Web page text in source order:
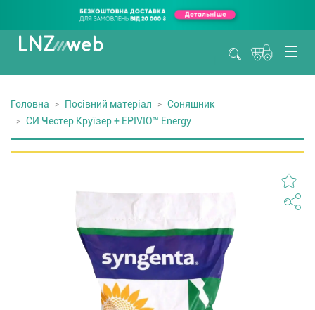
Головна Посівний матеріал
Соняшник
СИ Честер Круїзер + EPIVIO™ Energy